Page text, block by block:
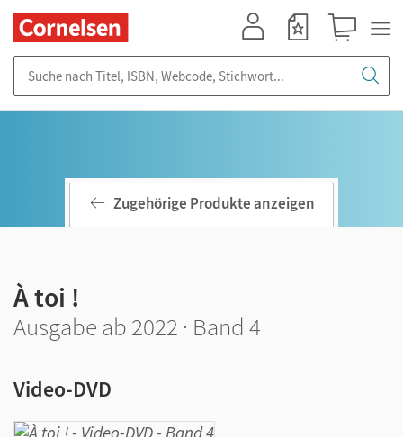
Zugehörige Produkte anzeigen
À toi !
Ausgabe ab 2022 · Band 4
Video-DVD